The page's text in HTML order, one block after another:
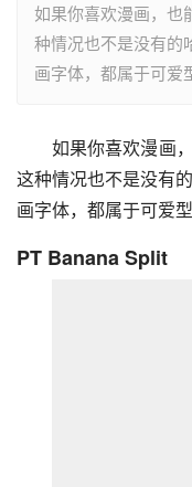
如果你喜欢漫画，也
种情况也不是没有的
画字体，都属于可爱
如果你喜欢漫画
这种情况也不是没有
画字体，都属于可爱
PT Banana Split